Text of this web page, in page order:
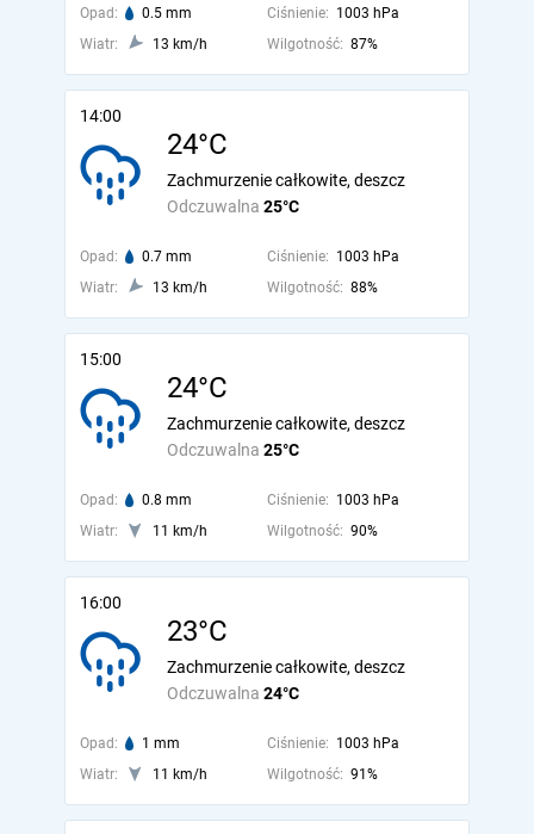
Opad: 0.5 mm Ciśnienie: 1003 hPa
Wiatr:
13 km/h Wilgotność: 87%
14:00
24°C
Odczuwalna 25°C
Zachmurzenie całkowite, deszcz
Opad: 0.7 mm Ciśnienie: 1003 hPa
Wiatr:
13 km/h Wilgotność: 88%
15:00
24°C
Odczuwalna 25°C
Zachmurzenie całkowite, deszcz
Opad: 0.8 mm Ciśnienie: 1003 hPa
Wiatr:
11 km/h Wilgotność: 90%
16:00
23°C
Odczuwalna 24°C
Zachmurzenie całkowite, deszcz
Opad: 1 mm Ciśnienie: 1003 hPa
Wiatr:
11 km/h Wilgotność: 91%